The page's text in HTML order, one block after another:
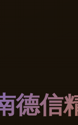
德信